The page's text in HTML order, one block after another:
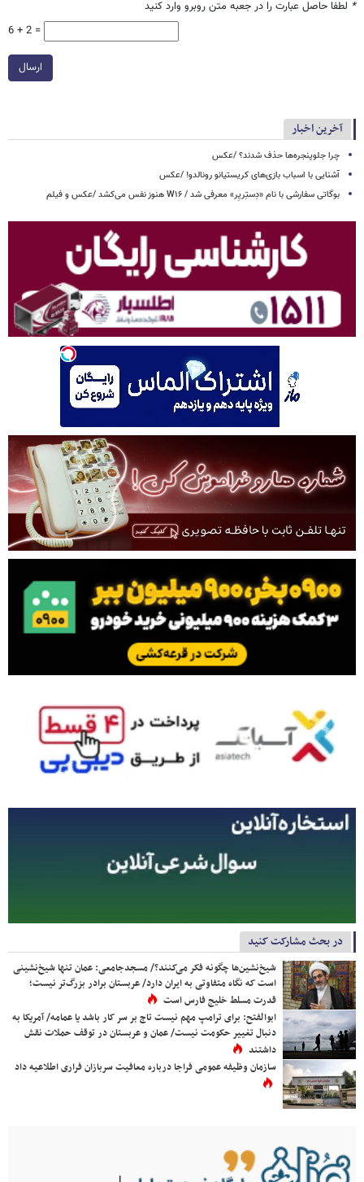
* لطفا حاصل عبارت را در جعبه متن روبرو وارد کنید
6 + 2 =
ارسال
آخرین اخبار
چرا جلوپنجره‌ها حذف شدند؟ /عکس
آشنایی با اسباب‌ بازی‌های کریستیانو رونالدو! /عکس
بوگاتی سفارشی با نام «دِستِریِر» معرفی شد / W۱۶ هنوز نفس می‌کشد /عکس و فیلم
در بحث مشارکت کنید
شیخ‌نشین‌ها چگونه فکر می‌کنند؟/ مسجدجامعی: عمان تنها شیخ‌نشینی
است که نگاه متفاوتی به ایران دارد/ عربستان برادر بزرگ‌تر نیست؛
قدرت مسلط خلیج فارس است
ابوالفتح: برای ترامپ مهم نیست تاج بر سر کار باشد یا عمامه/ آمریکا به
دنبال تغییر حکومت نیست/ عمان و عربستان در توقف حملات نقش
داشتند
سازمان وظیفه عمومی فراجا درباره معافیت سربازان فراری اطلاعیه داد